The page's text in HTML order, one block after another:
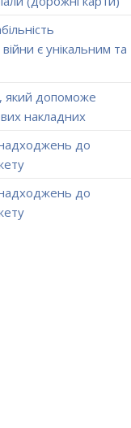
є унікальним та
який допоможе
накладних
до
до